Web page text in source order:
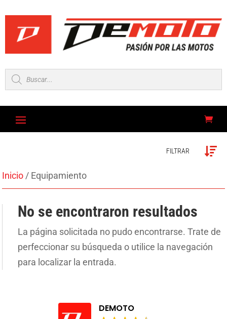
Búsqueda
de
productos
FILTRAR
Inicio / Equipamiento
No se encontraron resultados
La página solicitada no pudo encontrarse. Trate de
perfeccionar su búsqueda o utilice la navegación
para localizar la entrada.
DEMOTO